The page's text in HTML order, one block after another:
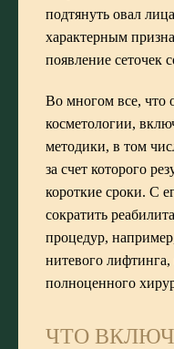
подтянуть овал
характерным
появление сеточек
Во многом все, что
косметологии,
методики, в том
за счет которого
короткие сроки. С
сократить
процедур,
нитевого
полноценного
ЧТО